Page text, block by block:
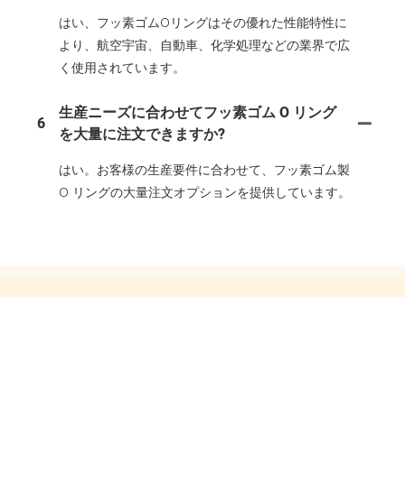
はい、フッ素ゴムOリングはその優れた性能特性に
より、航空宇宙、自動車、化学処理などの業界で広
く使用されています。
6
生産ニーズに合わせてフッ素ゴム O リング
を大量に注文できますか?
はい。お客様の生産要件に合わせて、フッ素ゴム製
O リングの大量注文オプションを提供しています。